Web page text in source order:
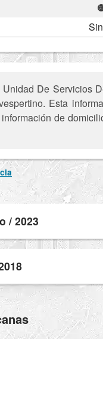
De Servicios
Esta
de
/ 2023